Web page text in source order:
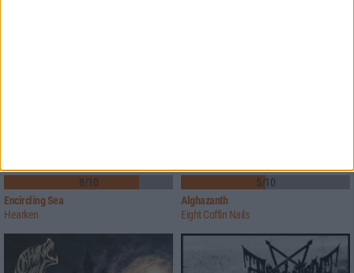
8/10
Encircling Sea
Hearken
5/10
Alghazanth
Eight Coffin Nails